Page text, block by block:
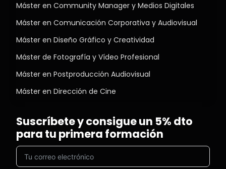
Máster en Community Manager y Medios Digitales
Máster en Comunicación Corporativa y Audiovisual
Máster en Diseño Gráfico y Creatividad
Máster de Fotografía y Vídeo Profesional
Máster en Postproducción Audiovisual
Máster en Dirección de Cine
Suscríbete y consigue un 5% dto
para tu primera formación